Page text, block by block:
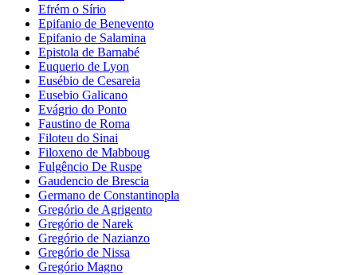
Efrém o Sírio
Epifanio de Benevento
Epifanio de Salamina
Epistola de Barnabé
Euquerio de Lyon
Eusébio de Cesareia
Eusebio Galicano
Evágrio do Ponto
Faustino de Roma
Filoteu do Sinai
Filoxeno de Mabboug
Fulgêncio De Ruspe
Gaudencio de Brescia
Germano de Constantinopla
Gregório de Agrigento
Gregório de Narek
Gregório de Nazianzo
Gregório de Nissa
Gregório Magno